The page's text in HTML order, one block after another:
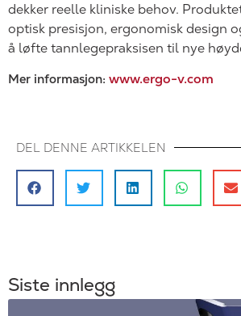
dekker reelle kliniske behov.
optisk presisjon, ergonomisk design
å løfte tannlegepraksisen til nye
Mer informasjon: www.ergo-v.com
DEL DENNE ARTIKKELEN
Siste innlegg